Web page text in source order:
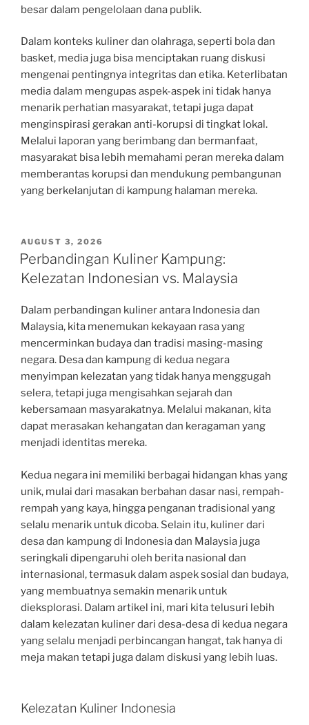
besar dalam pengelolaan dana publik.
Dalam konteks kuliner dan olahraga, seperti bola dan
basket, media juga bisa menciptakan ruang diskusi
mengenai pentingnya integritas dan etika. Keterlibatan
media dalam mengupas aspek-aspek ini tidak hanya
menarik perhatian masyarakat, tetapi juga dapat
menginspirasi gerakan anti-korupsi di tingkat lokal.
Melalui laporan yang berimbang dan bermanfaat,
masyarakat bisa lebih memahami peran mereka dalam
memberantas korupsi dan mendukung pembangunan
yang berkelanjutan di kampung halaman mereka.
POSTED
ON
AUGUST 3, 2026
Perbandingan Kuliner Kampung:
Kelezatan Indonesian vs. Malaysia
Dalam perbandingan kuliner antara Indonesia dan
Malaysia, kita menemukan kekayaan rasa yang
mencerminkan budaya dan tradisi masing-masing
negara. Desa dan kampung di kedua negara
menyimpan kelezatan yang tidak hanya menggugah
selera, tetapi juga mengisahkan sejarah dan
kebersamaan masyarakatnya. Melalui makanan, kita
dapat merasakan kehangatan dan keragaman yang
menjadi identitas mereka.
Kedua negara ini memiliki berbagai hidangan khas yang
unik, mulai dari masakan berbahan dasar nasi, rempah-
rempah yang kaya, hingga penganan tradisional yang
selalu menarik untuk dicoba. Selain itu, kuliner dari
desa dan kampung di Indonesia dan Malaysia juga
seringkali dipengaruhi oleh berita nasional dan
internasional, termasuk dalam aspek sosial dan budaya,
yang membuatnya semakin menarik untuk
dieksplorasi. Dalam artikel ini, mari kita telusuri lebih
dalam kelezatan kuliner dari desa-desa di kedua negara
yang selalu menjadi perbincangan hangat, tak hanya di
meja makan tetapi juga dalam diskusi yang lebih luas.
Kelezatan Kuliner Indonesia